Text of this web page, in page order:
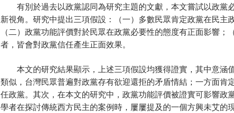
有別於過去以政黨認同為研究主題的文獻，本文嘗試以政黨
新視角。研究中提出三項假設：（一）多數民眾肯定政黨在民主
（二）政黨功能評價對於民眾在政黨必要性的態度有正面影響
者，皆會對政黨信任產生正面效果。
本文的研究結果顯示，上述三項假設均獲得證實，其中意涵
類似，台灣民眾普遍對政黨存有欲迎還拒的矛盾情結；一方面肯
任政黨。其次，在本文的研究中，政黨功能評價被證實可影響政
學者在探討傳統西方民主的案例時，屢屢提及的一個方興未艾的